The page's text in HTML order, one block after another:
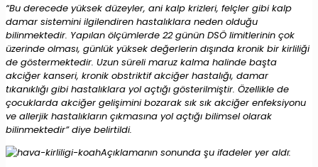
“Bu derecede yüksek düzeyler, ani kalp krizleri, felçler gibi kalp
damar sistemini ilgilendiren hastalıklara neden olduğu
bilinmektedir. Yapılan ölçümlerde 22 günün DSÖ limitlerinin çok
üzerinde olması, günlük yüksek değerlerin dışında kronik bir kirliliği
de göstermektedir. Uzun süreli maruz kalma halinde başta
akciğer kanseri, kronik obstriktif akciğer hastalığı, damar
tıkanıklığı gibi hastalıklara yol açtığı gösterilmiştir. Özellikle de
çocuklarda akciğer gelişimini bozarak sık sık akciğer enfeksiyonu
ve allerjik hastalıkların çıkmasına yol açtığı bilimsel olarak
bilinmektedir” diye belirtildi.
Açıklamanın sonunda şu ifadeler yer aldı: